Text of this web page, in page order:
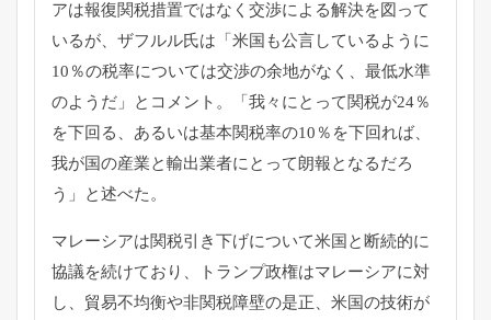
アは報復関税措置ではなく交渉による解決を図って
いるが、ザフルル氏は「米国も公言しているように
10％の税率については交渉の余地がなく、最低水準
のようだ」
とコメント。「我々にとって関税が24％
を下回る、 あるいは基本関税率の10％を下回れば、
我が国の産業と輸出業者にとって朗報となるだろ
う」と述べた。
マレーシアは関税引き下げについて米国と断続的に
協議を続けてお り、トランプ政権はマレーシアに対
し、 貿易不均衡や非関税障壁の是正、 米国の技術が